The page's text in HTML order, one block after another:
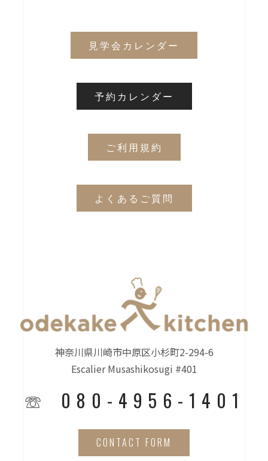
見学会カレンダー
予約カレンダー
ご利用規約
よくあるご質問
神奈川県川崎市中原区小杉町2-294-6
Escalier Musashikosugi #401
☏ 080-4956-1401
CONTACT FORM